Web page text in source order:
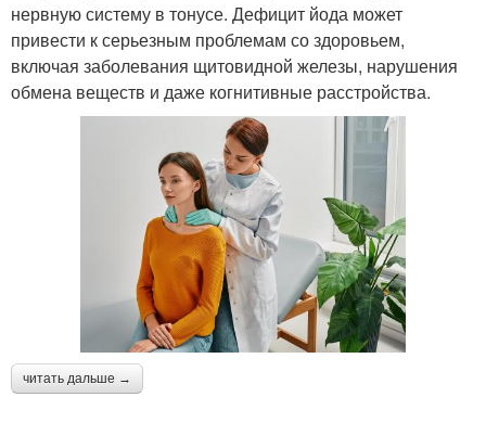
нервную систему в тонусе. Дефицит йода может
привести к серьезным проблемам со здоровьем,
включая заболевания щитовидной железы, нарушения
обмена веществ и даже когнитивные расстройства.
читать дальше →